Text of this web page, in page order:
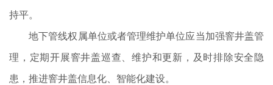
持平。
地下管线权属单位或者管理维护单位应当加强窨井盖管
理，定期开展窨井盖巡查、维护和更新，及时排除安全隐
患，推进窨井盖信息化、智能化建设。